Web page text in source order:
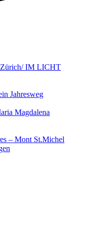
IM LICHT
Jahresweg
Magdalena
– Mont St.Michel